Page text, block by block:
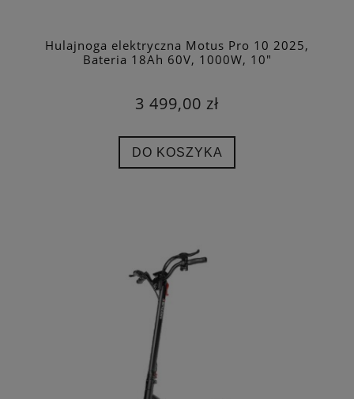
Hulajnoga elektryczna Motus Pro 10 2025,
Bateria 18Ah 60V, 1000W, 10"
3 499,00 zł
DO KOSZYKA